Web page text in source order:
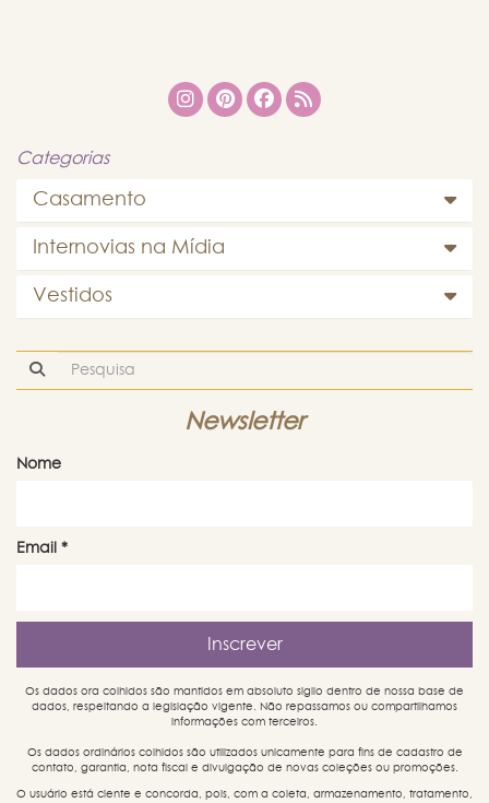
Categorias
Casamento
Internovias na Mídia
Vestidos
Newsletter
Nome
Email *
Os dados ora colhidos são mantidos em absoluto sigilo dentro de nossa base de
dados, respeitando a legislação vigente. Não repassamos ou compartilhamos
informações com terceiros.
Os dados ordinários colhidos são utilizados unicamente para fins de cadastro de
contato, garantia, nota fiscal e divulgação de novas coleções ou promoções.
O usuário está ciente e concorda, pois, com a coleta, armazenamento, tratamento,